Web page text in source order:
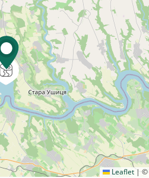
Leaflet | ©